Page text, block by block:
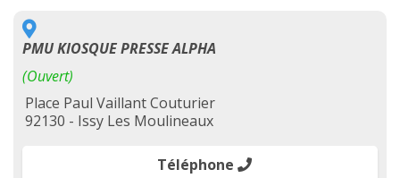
PMU KIOSQUE PRESSE ALPHA
(Ouvert)
Place Paul Vaillant Couturier
92130 - Issy Les Moulineaux
Téléphone